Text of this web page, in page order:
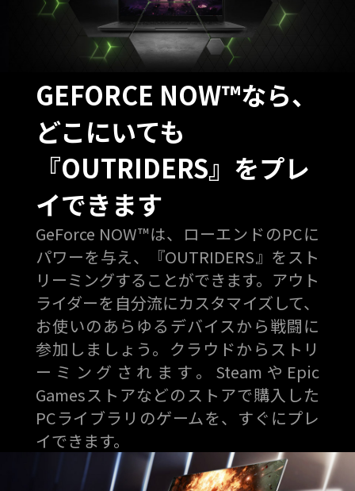
GEFORCE NOW™なら、
どこにいても
『OUTRIDERS』をプレ
イできます
GeForce NOW™は、ローエンドのPCに
パワーを与え、『OUTRIDERS』をスト
リーミングすることができます。アウト
ライダーを自分流にカスタマイズして、
お使いのあらゆるデバイスから戦闘に
参加しましょう。クラウドからストリ
ーミングされます。SteamやEpic
Gamesストアなどのストアで購入した
PCライブラリのゲームを、すぐにプレ
イできます。